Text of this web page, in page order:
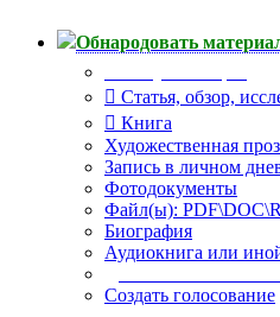
Обнародовать
Статья, обзор,
Книга
Художественная
Запись в личном
Фотодокументы
Файл(ы):
Биография
Аудиокнига или
Создать голосование